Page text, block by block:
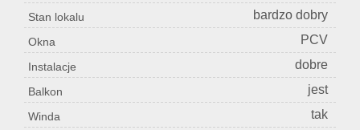
Stan lokalu bardzo dobry
Okna PCV
Instalacje dobre
Balkon jest
Winda tak